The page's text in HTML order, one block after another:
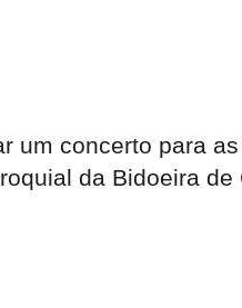
um concerto para
da Bidoeira de